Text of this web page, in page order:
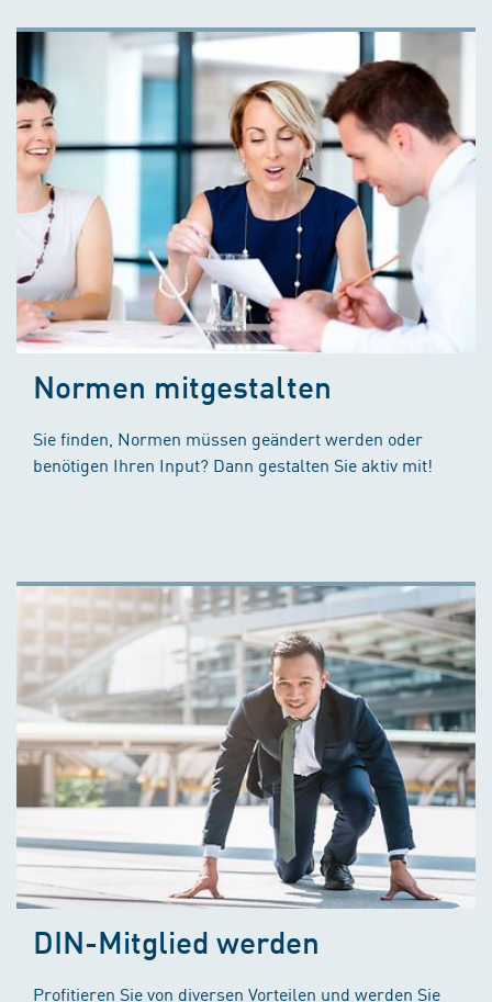
Normen mitgestalten
Sie finden, Normen müssen geändert werden oder
benötigen Ihren Input? Dann gestalten Sie aktiv mit!
DIN-Mitglied werden
Profitieren Sie von diversen Vorteilen und werden Sie